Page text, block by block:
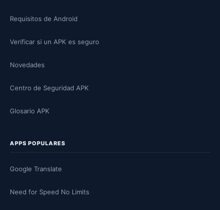
Requisitos de Android
Verificar si un APK es seguro
Novedades
Centro de Seguridad APK
Glosario APK
APPS POPULARES
Google Translate
Need for Speed No Limits